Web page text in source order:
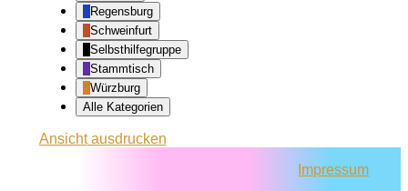
Regensburg
Schweinfurt
Selbsthilfegruppe
Stammtisch
Würzburg
Alle Kategorien
Ansichtausdrucken
Impressum